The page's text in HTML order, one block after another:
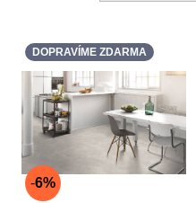
DOPRAVÍME ZDARMA
6%